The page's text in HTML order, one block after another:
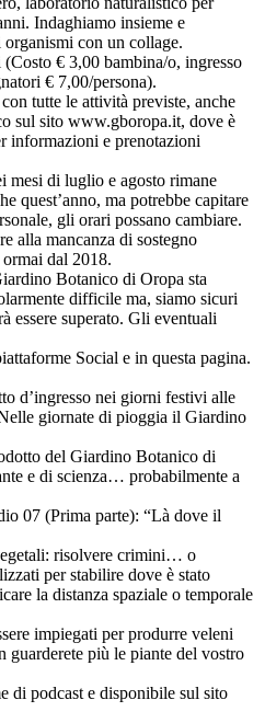
Indaghiamo insieme e
con un collage.
€ 3,00 bambina/o, ingresso
€ 7,00/persona).
tutte le attività previste, anche
sul sito www.gboropa.it, dove è
informazioni e prenotazioni
mesi di luglio e agosto rimane
quest’anno, ma potrebbe capitare
gli orari possano cambiare.
alla mancanza di sostegno
dal 2018.
Botanico di Oropa sta
difficile ma, siamo sicuri
essere superato. Gli eventuali
Social e in questa pagina.
d’ingresso nei giorni festivi alle
giornate di pioggia il Giardino
del Giardino Botanico di
e di scienza… probabilmente a
07 (Prima parte): “Là dove il
risolvere crimini… o
per stabilire dove è stato
la distanza spaziale o temporale
impiegati per produrre veleni
guarderete più le piante del vostro
di podcast e disponibile sul sito